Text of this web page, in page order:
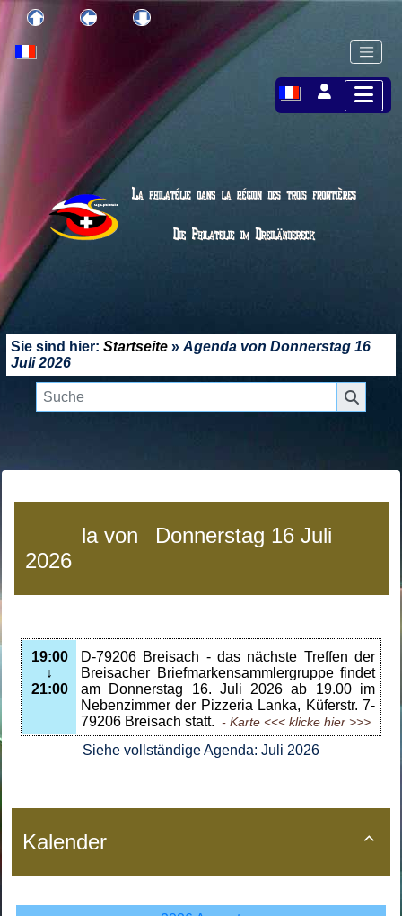
Sie sind hier: Startseite » Agenda von Donnerstag 16
Juli 2026

Kalender
Agenda von
Donnerstag 16 Juli
2026
19:00
↓
21:00
D-79206 Breisach - das nächste Treffen der
Breisacher Briefmarkensammlergruppe findet
am Donnerstag 16. Juli 2026 ab 19.00 im
Nebenzimmer der Pizzeria Lanka, Küferstr. 7-
79206 Breisach statt. - Karte <<< klicke hier >>>
Siehe vollständige Agenda: Juli 2026